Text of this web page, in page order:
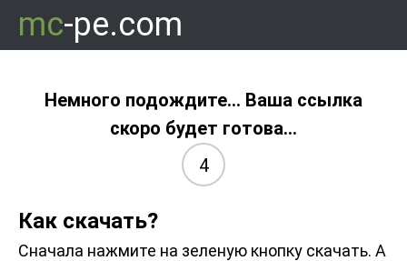
mc-pe.com
Немного подождите... Ваша ссылка
скоро будет готова...
4
Как скачать?
Сначала нажмите на зеленую кнопку скачать. А